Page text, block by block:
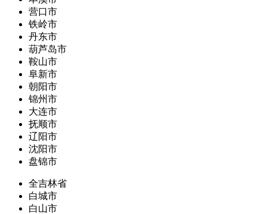
营口市
铁岭市
丹东市
葫芦岛市
鞍山市
阜新市
朝阳市
锦州市
大连市
抚顺市
辽阳市
沈阳市
盘锦市
全吉林省
白城市
白山市